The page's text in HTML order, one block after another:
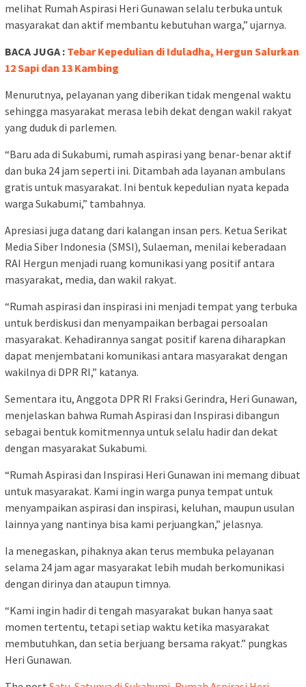
melihat Rumah Aspirasi Heri Gunawan selalu terbuka untuk
masyarakat dan aktif membantu kebutuhan warga,” ujarnya.
BACA JUGA : Tebar Kepedulian di Iduladha, Hergun Salurkan
12 Sapi dan 13 Kambing
Menurutnya, pelayanan yang diberikan tidak mengenal waktu
sehingga masyarakat merasa lebih dekat dengan wakil rakyat
yang duduk di parlemen.
“Baru ada di Sukabumi, rumah aspirasi yang benar-benar aktif
dan buka 24 jam seperti ini. Ditambah ada layanan ambulans
gratis untuk masyarakat. Ini bentuk kepedulian nyata kepada
warga Sukabumi,” tambahnya.
Apresiasi juga datang dari kalangan insan pers. Ketua Serikat
Media Siber Indonesia (SMSI), Sulaeman, menilai keberadaan
RAI Hergun menjadi ruang komunikasi yang positif antara
masyarakat, media, dan wakil rakyat.
“Rumah aspirasi dan inspirasi ini menjadi tempat yang terbuka
untuk berdiskusi dan menyampaikan berbagai persoalan
masyarakat. Kehadirannya sangat positif karena diharapkan
dapat menjembatani komunikasi antara masyarakat dengan
wakilnya di DPR RI,” katanya.
Sementara itu, Anggota DPR RI Fraksi Gerindra, Heri Gunawan,
menjelaskan bahwa Rumah Aspirasi dan Inspirasi dibangun
sebagai bentuk komitmennya untuk selalu hadir dan dekat
dengan masyarakat Sukabumi.
“Rumah Aspirasi dan Inspirasi Heri Gunawan ini memang dibuat
untuk masyarakat. Kami ingin warga punya tempat untuk
menyampaikan aspirasi dan inspirasi, keluhan, maupun usulan
lainnya yang nantinya bisa kami perjuangkan,” jelasnya.
Ia menegaskan, pihaknya akan terus membuka pelayanan
selama 24 jam agar masyarakat lebih mudah berkomunikasi
dengan dirinya dan ataupun timnya.
“Kami ingin hadir di tengah masyarakat bukan hanya saat
momen tertentu, tetapi setiap waktu ketika masyarakat
membutuhkan, dan setia berjuang bersama rakyat.” pungkas
Heri Gunawan.